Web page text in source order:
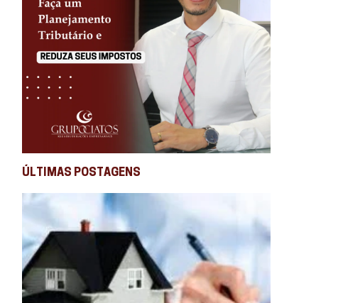
ÚLTIMAS POSTAGENS